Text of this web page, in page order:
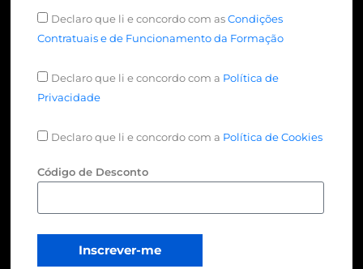
Declaro que li e concordo com asCondições
Contratuais e de Funcionamento da Formação
Declaro que li e concordo com a Política de
Privacidade
Declaro que li e concordo com a Política de Cookies
Código de Desconto
Inscrever-me